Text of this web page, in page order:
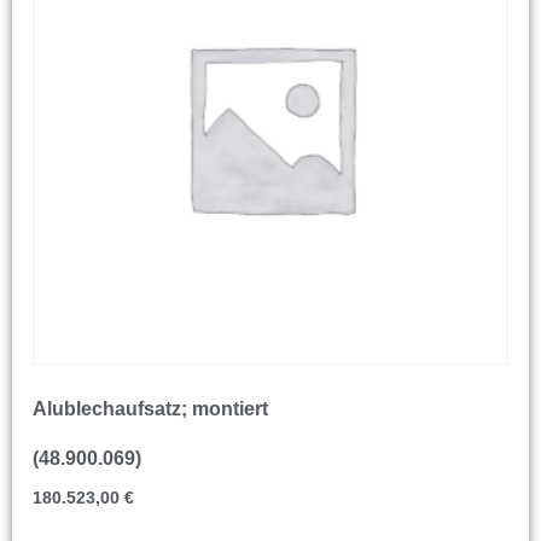
Alublechaufsatz; montiert
(48.900.069)
180.523,00 €